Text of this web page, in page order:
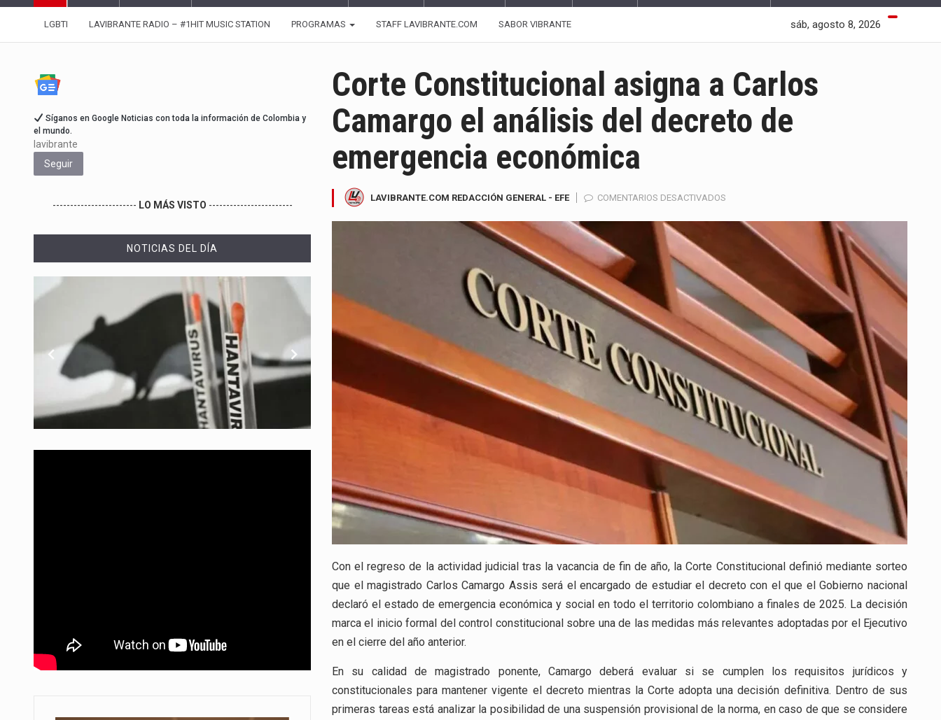
LGBTI LAVIBRANTE RADIO – #1HIT MUSIC STATION PROGRAMAS STAFF LAVIBRANTE.COM SABOR VIBRANTE sáb, agosto 8, 2026
Corte Constitucional asigna a Carlos
Camargo el análisis del decreto de
emergencia económica
LAVIBRANTE.COM REDACCIÓN GENERAL - EFE COMENTARIOS DESACTIVADOS
CONSTITUCIONAL
ASIGNA
CARLOS
CAMARGO
EL
ANÁLISIS
DEL
DECRETO
EMERGENCIA
ECONÓMICA
Con el regreso de la actividad judicial tras la vacancia de fin de año, la Corte Constitucional definió mediante sorteo
que el magistrado Carlos Camargo Assis será el encargado de estudiar el decreto con el que el Gobierno nacional
declaró el estado de emergencia económica y social en todo el territorio colombiano a finales de 2025. La decisión
marca el inicio formal del control constitucional sobre una de las medidas más relevantes adoptadas por el Ejecutivo
en el cierre del año anterior.
En su calidad de magistrado ponente, Camargo deberá evaluar si se cumplen los requisitos jurídicos y
constitucionales para mantener vigente el decreto mientras la Corte adopta una decisión definitiva. Dentro de sus
primeras tareas está analizar la posibilidad de una suspensión provisional de la norma, en caso de que se considere
Síganos en Google Noticias con toda la información de Colombia y
el mundo.
lavibrante
Seguir
------------------------ LO MÁS VISTO ------------------------
NOTICIAS DEL DÍA